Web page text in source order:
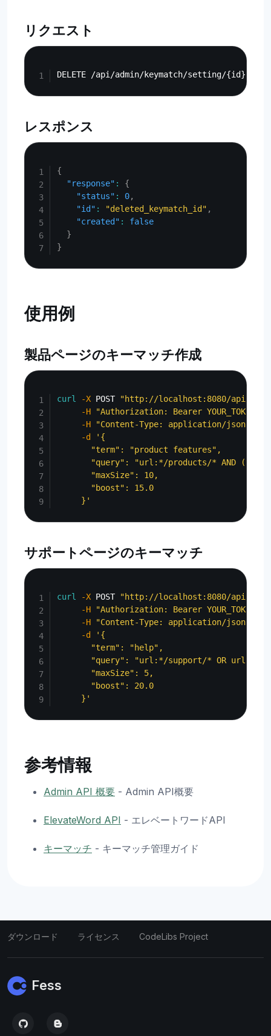
リクエスト
レスポンス
{
"response" :
{
"status" : 0,
"id" : "deleted_keymatch_id" ,
"created" :
false
}
}
使用例
製品ページのキーマッチ作成
curl -X POST "http://localhost:8080/api/
-H
"Authorization: Bearer YOUR_TOKEN"
-H
"Content-Type: application/json"
-d
'{
       "term": "product features",
"query": "url:*/products/* AND
       "maxSize": 10,
       "boost": 15.0
     }'
サポートページのキーマッチ
curl -X POST "http://localhost:8080/api/
-H
"Authorization: Bearer YOUR_TOKEN"
-H
"Content-Type: application/json"
-d
'{
       "term": "help",
"query": "url:*/support/* OR url:*/
       "maxSize": 5,
       "boost": 20.0
     }'
参考情報
Admin API 概要 - Admin API概要
ElevateWord API - エレベートワードAPI
キーマッチ - キーマッチ管理ガイド
ダウンロード ライセンス CodeLibs Project
Fess